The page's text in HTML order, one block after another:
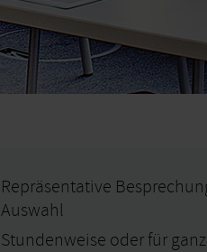
Repräsentative
Auswahl
Stundenweise oder für